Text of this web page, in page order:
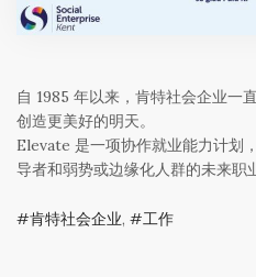
自 1985 年以来，肯特社会企业一
创造更美好的明天。
Elevate 是一项协作就业能力计划
导者和弱势或边缘化人群的未来职
肯特社会企业, 工作